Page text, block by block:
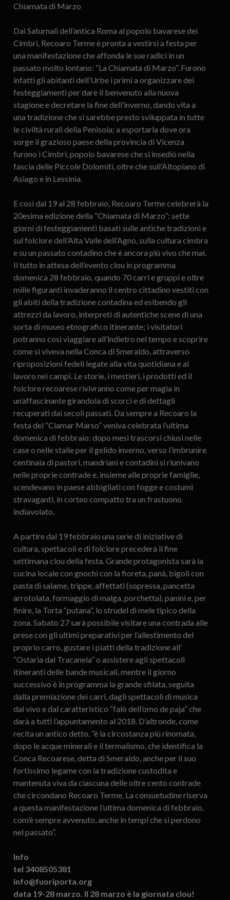
Chiamata di Marzo
Dai Saturnali dell’antica Roma al popolo bavarese dei
Cimbri, Recoaro Terme è pronta a vestirsi a festa per
una manifestazione che affonda le sue radici in un
passato molto lontano: “La Chiamata di Marzo”. Furono
infatti gli abitanti dell’Urbe i primi a organizzare dei
festeggiamenti per dare il benvenuto alla nuova
stagione e decretare la fine dell’inverno, dando vita a
una tradizione che si sarebbe presto sviluppata in tutte
le civiltà rurali della Penisola; a esportarla dove ora
sorge il grazioso paese della provincia di Vicenza
furono i Cimbri, popolo bavarese che si insediò nella
fascia delle Piccole Dolomiti, oltre che sull’Altopiano di
Asiago e in Lessinia.
E così dal 19 al 28 febbraio, Recoaro Terme celebrerà la
20esima edizione della “Chiamata di Marzo”: sette
giorni di festeggiamenti basati sulle antiche tradizioni e
sul folclore dell’Alta Valle dell’Agno, sulla cultura cimbra
e su un passato contadino che è ancora più vivo che mai.
Il tutto in attesa dell’evento clou in programma
domenica 28 febbraio, quando 70 carri e gruppi e oltre
mille figuranti invaderanno il centro cittadino vestiti con
gli abiti della tradizione contadina ed esibendo gli
attrezzi da lavoro, interpreti di autentiche scene di una
sorta di museo etnografico itinerante; i visitatori
potranno così viaggiare all’indietro nel tempo e scoprire
come si viveva nella Conca di Smeraldo, attraverso
riproposizioni fedeli legate alla vita quotidiana e al
lavoro nei campi. Le storie, i mestieri, i prodotti ed il
folclore recoarese rivivranno come per magia in
un’affascinante girandola di scorci e di dettagli
recuperati dai secoli passati. Da sempre a Recoaro la
festa del “Ciamar Marso” veniva celebrata l’ultima
domenica di febbraio: dopo mesi trascorsi chiusi nelle
case o nelle stalle per il gelido inverno, verso l’imbrunire
centinaia di pastori, mandriani e contadini si riunivano
nelle proprie contrade e, insieme alle proprie famiglie,
scendevano in paese abbigliati con fogge e costumi
stravaganti, in corteo compatto tra un frastuono
indiavolato.
A partire dal 19 febbraio una serie di iniziative di
cultura, spettacoli e di folclore precederà il fine
settimana clou della festa. Grande protagonista sarà la
cucina locale con gnochi con la fioreta, panà, bigoli con
pasta di salame, trippe, affettati (sopressa, pancetta
arrotolata, formaggio di malga, porchetta), panini e, per
finire, la Torta “putana”, lo strudel di mele tipico della
zona. Sabato 27 sarà possibile visitare una contrada alle
prese con gli ultimi preparativi per l’allestimento del
proprio carro, gustare i piatti della tradizione all’
“Ostaria dal Tracanela” o assistere agli spettacoli
itineranti delle bande musicali, mentre il giorno
successivo è in programma la grande sfilata, seguita
dalla premiazione dei carri, dagli spettacoli di musica
dal vivo e dal caratteristico “falò dell’omo de paja” che
darà a tutti l’appuntamento al 2018. D’altronde, come
recita un antico detto, “è la circostanza più rinomata,
dopo le acque minerali e il termalismo, che identifica la
Conca Recoarese, detta di Smeraldo, anche per il suo
fortissimo legame con la tradizione custodita e
mantenuta viva da ciascuna delle oltre cento contrade
che circondano Recoaro Terme. La consuetudine riserva
a questa manifestazione l’ultima domenica di febbraio,
com’è sempre avvenuto, anche in tempi che si perdono
nel passato”.
Info
tel 3408505381
info@fuoriporta.org
data 19-28 marzo. Il 28 marzo è la giornata clou!